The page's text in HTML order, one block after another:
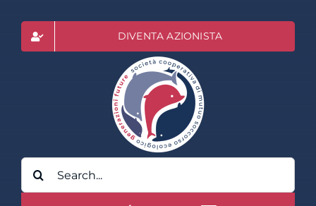
contenuto
DIVENTA AZIONISTA
Cerca
per: